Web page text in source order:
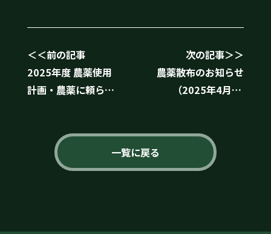
＜＜前の記事
2025年度 農薬使用
計画・農薬に頼らな
次の記事＞＞
農薬散布のお知らせ
（2025年4月27
一覧に戻る